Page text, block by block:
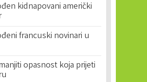
kidnapovani američki
francuski novinari u
opasnost koja prijeti